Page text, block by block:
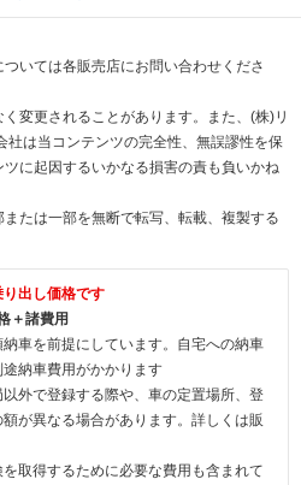
いては各販売店にお問い合わせくださ
変更されることがあります。また、(株)リ
社は当コンテンツの完全性、無誤謬性を保
に起因するいかなる損害の責も負いかね
たは一部を無断で転写、転載、複製する
出し価格です
＋諸費用
車を前提にしています。自宅への納車
納車費用がかかります
外で登録する際や、車の定置場所、登
が異なる場合があります。詳しくは販
取得するために必要な費用も含まれて